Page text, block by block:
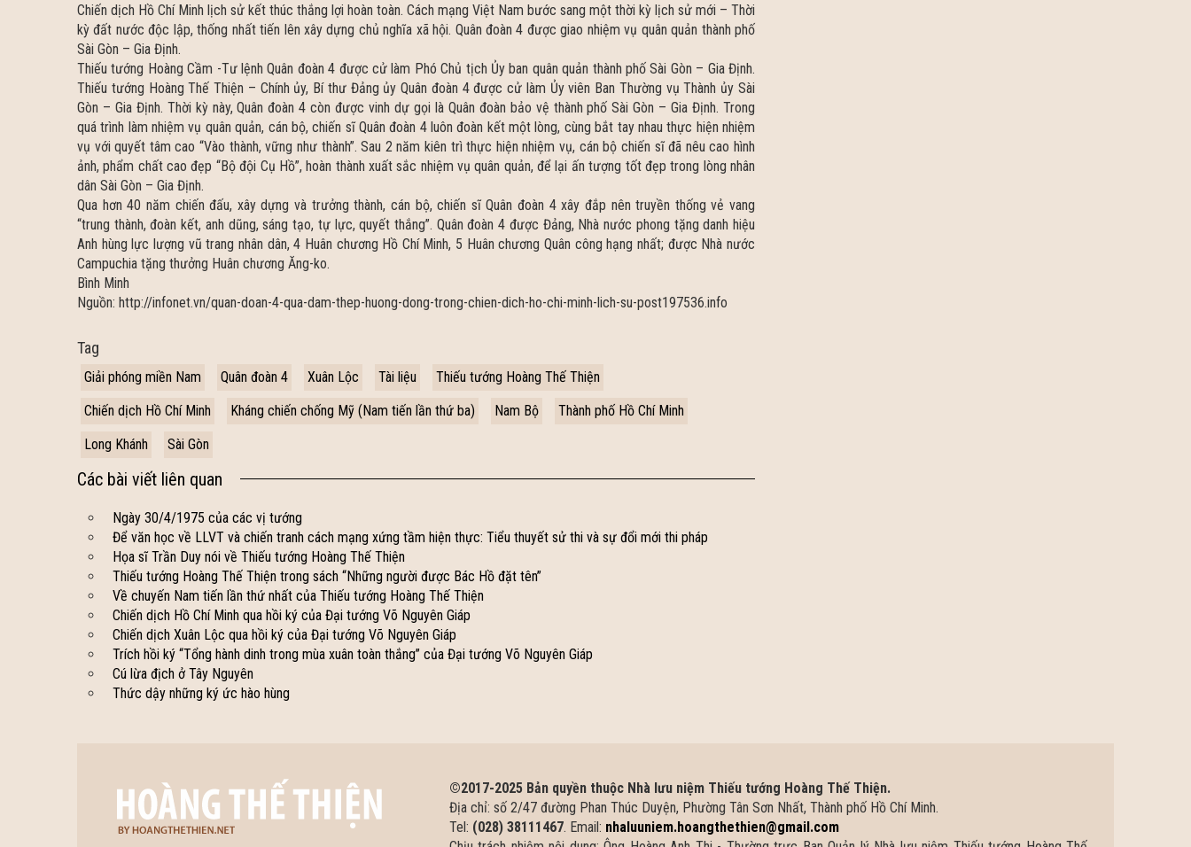
Chiến dịch Hồ Chí Minh lịch sử kết thúc thắng lợi hoàn toàn. Cách mạng Việt Nam bước sang một thời kỳ lịch sử mới – Thời
kỳ đất nước độc lập, thống nhất tiến lên xây dựng chủ nghĩa xã hội. Quân đoàn 4 được giao nhiệm vụ quân quản thành phố
Sài Gòn – Gia Định.
Thiếu tướng Hoàng Cầm -Tư lệnh Quân đoàn 4 được cử làm Phó Chủ tịch Ủy ban quân quản thành phố Sài Gòn – Gia Định.
Thiếu tướng Hoàng Thế Thiện – Chính ủy, Bí thư Đảng ủy Quân đoàn 4 được cử làm Ủy viên Ban Thường vụ Thành ủy Sài
Gòn – Gia Định. Thời kỳ này, Quân đoàn 4 còn được vinh dự gọi là Quân đoàn bảo vệ thành phố Sài Gòn – Gia Định. Trong
quá trình làm nhiệm vụ quân quản, cán bộ, chiến sĩ Quân đoàn 4 luôn đoàn kết một lòng, cùng bắt tay nhau thực hiện nhiệm
vụ với quyết tâm cao “Vào thành, vững như thành”. Sau 2 năm kiên trì thực hiện nhiệm vụ, cán bộ chiến sĩ đã nêu cao hình
ảnh, phẩm chất cao đẹp “Bộ đội Cụ Hồ”, hoàn thành xuất sắc nhiệm vụ quân quản, để lại ấn tượng tốt đẹp trong lòng nhân
dân Sài Gòn – Gia Định.
Qua hơn 40 năm chiến đấu, xây dựng và trưởng thành, cán bộ, chiến sĩ Quân đoàn 4 xây đắp nên truyền thống vẻ vang
“trung thành, đoàn kết, anh dũng, sáng tạo, tự lực, quyết thắng”. Quân đoàn 4 được Đảng, Nhà nước phong tặng danh hiệu
Anh hùng lực lượng vũ trang nhân dân, 4 Huân chương Hồ Chí Minh, 5 Huân chương Quân công hạng nhất; được Nhà nước
Campuchia tặng thưởng Huân chương Ăng-ko.
Bình Minh
Nguồn: http://infonet.vn/quan-doan-4-qua-dam-thep-huong-dong-trong-chien-dich-ho-chi-minh-lich-su-post197536.info
Tag
Giải phóng miền Nam Quân đoàn 4 Xuân Lộc Tài liệu
Thiếu tướng Hoàng Thế Thiện
Chiến dịch Hồ Chí Minh
Kháng chiến chống Mỹ (Nam tiến lần thứ ba) Nam Bộ
Thành phố Hồ Chí Minh
Long Khánh
Sài Gòn
Các bài viết liên quan
Ngày 30/4/1975 của các vị tướng
Để văn học về LLVT và chiến tranh cách mạng xứng tầm hiện thực: Tiểu thuyết sử thi và sự đổi mới thi pháp
Họa sĩ Trần Duy nói về Thiếu tướng Hoàng Thế Thiện
Thiếu tướng Hoàng Thế Thiện trong sách “Những người được Bác Hồ đặt tên”
Về chuyến Nam tiến lần thứ nhất của Thiếu tướng Hoàng Thế Thiện
Chiến dịch Hồ Chí Minh qua hồi ký của Đại tướng Võ Nguyên Giáp
Chiến dịch Xuân Lộc qua hồi ký của Đại tướng Võ Nguyên Giáp
Trích hồi ký “Tổng hành dinh trong mùa xuân toàn thắng” của Đại tướng Võ Nguyên Giáp
Cú lừa địch ở Tây Nguyên
Thức dậy những ký ức hào hùng
©2017-2025 Bản quyền thuộc Nhà lưu niệm Thiếu tướng Hoàng Thế Thiện.
Địa chỉ: số 2/47 đường Phan Thúc Duyện, Phường Tân Sơn Nhất, Thành phố Hồ Chí Minh.
Tel: (028) 38111467. Email: nhaluuniem.hoangthethien@gmail.com